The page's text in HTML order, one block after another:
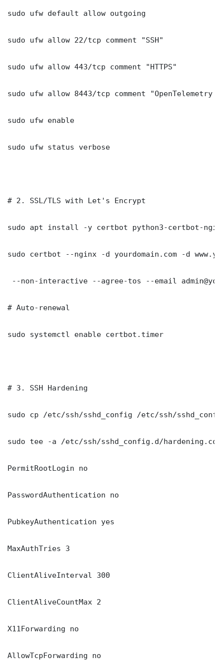
sudo ufw default allow outgoing
sudo ufw allow 22/tcp comment "SSH"
sudo ufw allow 443/tcp comment "HTTPS"
sudo ufw allow 8443/tcp comment "OpenTelemetry
sudo ufw enable
sudo ufw status verbose
# 2. SSL/TLS with Let's Encrypt
sudo apt install -y certbot python3-certbot-
sudo certbot --nginx -d yourdomain.com -d
--non-interactive --agree-tos --email
# Auto-renewal
sudo systemctl enable certbot.timer
# 3. SSH Hardening
sudo cp /etc/ssh/sshd_config /etc/ssh/
sudo tee -a /etc/ssh/sshd_config.d/
PermitRootLogin no
PasswordAuthentication no
PubkeyAuthentication yes
MaxAuthTries 3
ClientAliveInterval 300
ClientAliveCountMax 2
X11Forwarding no
AllowTcpForwarding no